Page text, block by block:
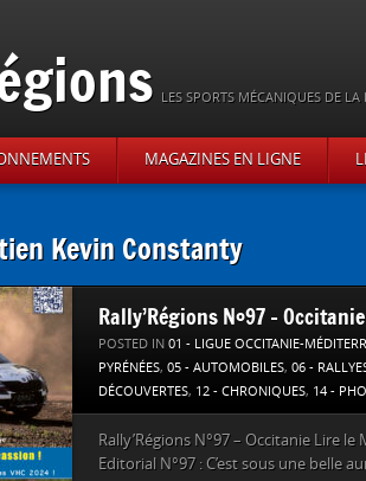
LES SPORTS MÉCANIQUES DE
MAGAZINES EN LIGNE
Kevin Constanty
Rally’Régions N°97 – Occitanie
POSTED IN 01 - LIGUE OCCITANIE-
PYRÉNÉES, 05 - AUTOMOBILES, 06 -
DÉCOUVERTES, 12 - CHRONIQUES, 14 -
Rally’Régions N°97 – Occitanie Lire
Editorial N°97 : C’est sous une belle